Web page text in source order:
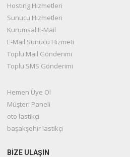
Hosting Hizmetleri
Sunucu Hizmetleri
Kurumsal E-Mail
E-Mail Sunucu Hizmeti
Toplu Mail Gönderimi
Toplu SMS Gönderimi
Hemen Üye Ol
Müşteri Paneli
oto lastikçi
başakşehir lastikçi
BIZE ULAŞIN